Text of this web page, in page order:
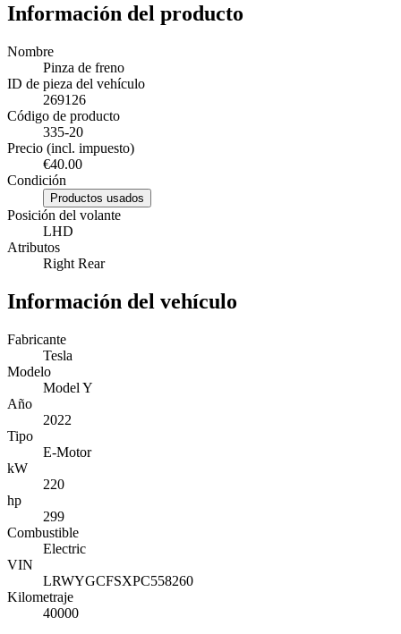
Información del producto
Nombre
Pinza de freno
ID de pieza del vehículo
269126
Código de producto
335-20
Precio (incl. impuesto)
€40.00
Condición
Productos usados
Posición del volante
LHD
Atributos
Right Rear
Información del vehículo
Fabricante
Tesla
Modelo
Model Y
Año
2022
Tipo
E-Motor
kW
220
hp
299
Combustible
Electric
VIN
LRWYGCFSXPC558260
Kilometraje
40000